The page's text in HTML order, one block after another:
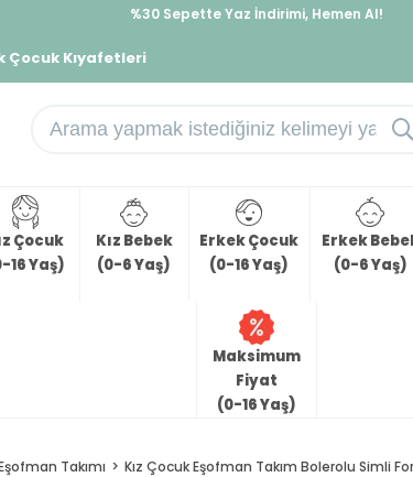
%30 Sepette Yaz İndirimi, Hemen Al!
Çocuk Kıyafetleri
Çocuk
16 Yaş)
Kız Bebek
(0-6 Yaş)
Erkek Çocuk
(0-16 Yaş)
Erkek
(0-6 Yaş)
Maksimum
Fiyat
(0-16 Yaş)
Takımı Kız Çocuk Eşofman Takım Bolerolu Simli